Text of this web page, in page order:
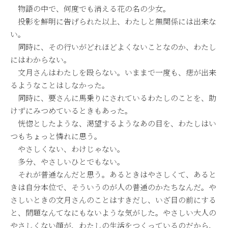
物語の中で、何度でも消える花の名の少女。
投影を鮮明に告げられた以上、わたしと無関係には出来な
い。
同時に、その行いがどれほどよくないことなのか、わたし
にはわからない。
文月さんはわたしを殴らない。いままで一度も、痣が出来
るようなことはしなかった。
同時に、要さんに馬乗りにされているわたしのことを、助
けずにみつめているときもあった。
恍惚としたような、渇望するようなあの目を、わたしはい
つもちょっと憐れに思う。
やさしくない、わけじゃない。
多分、やさしいひとでもない。
それが普通なんだと思う。あるときはやさしくて、あると
きは自分本位で、そういうのが人の普通のかたちなんだ。や
さしいときの文月さんのことはすきだし、いざ目の前にする
と、問題なんてなにもないような気がした。やさしい大人の
やさしくない顔が、わたしの生活をつくっているのだから、